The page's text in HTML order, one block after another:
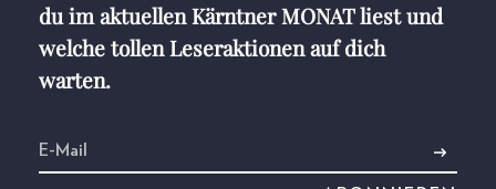
du im aktuellen Kärntner MONAT liest und
welche tollen Leseraktionen auf dich
warten.